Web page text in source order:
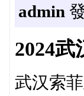
admin
2024
武汉索